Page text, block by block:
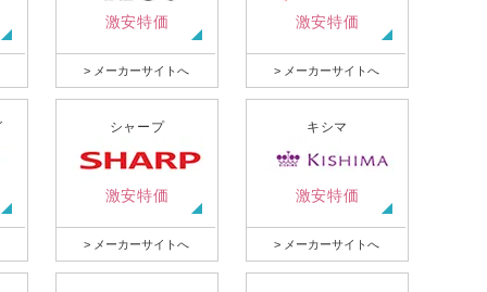
激安特価
> メーカーサイトへ
激安特価
> メーカーサイトへ
シャープ
激安特価
> メーカーサイトへ
キシマ
激安特価
> メーカーサイトへ